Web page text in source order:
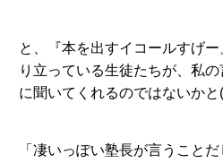
と、『本を出すイコールすげ
り立っている生徒たちが、私
に聞いてくれるのではないか
「凄いっぽい塾長が言うこと